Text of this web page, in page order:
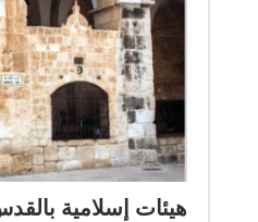
هيئات إسلامية